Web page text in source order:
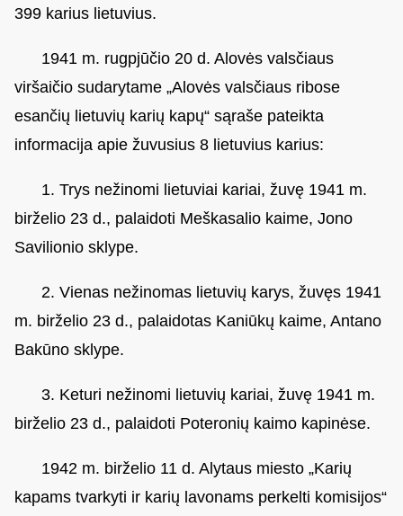
399 karius lietuvius.
1941 m. rugpjūčio 20 d. Alovės valsčiaus
viršaičio sudarytame „Alovės valsčiaus ribose
esančių lietuvių karių kapų“ sąraše pateikta
informacija apie žuvusius 8 lietuvius karius:
1. Trys nežinomi lietuviai kariai, žuvę 1941 m.
birželio 23 d., palaidoti Meškasalio kaime, Jono
Savilionio sklype.
2. Vienas nežinomas lietuvių karys, žuvęs 1941
m. birželio 23 d., palaidotas Kaniūkų kaime, Antano
Bakūno sklype.
3. Keturi nežinomi lietuvių kariai, žuvę 1941 m.
birželio 23 d., palaidoti Poteronių kaimo kapinėse.
1942 m. birželio 11 d. Alytaus miesto „Karių
kapams tvarkyti ir karių lavonams perkelti komisijos“